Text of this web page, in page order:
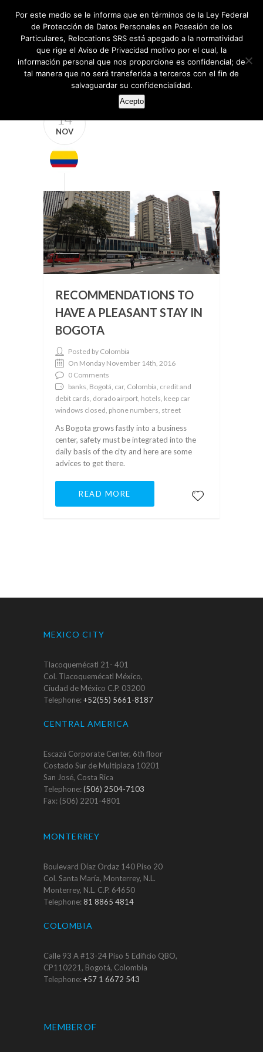
14
NOV
RECOMMENDATIONS TO
HAVE A PLEASANT STAY IN
BOGOTA
Posted by Colombia
On Monday November 14th, 2016
0 Comments
banks, Bogotá, car, Colombia, credit and
debit cards, dorado airport, hotels, keep car
windows closed, phone numbers, street
As Bogota grows fastly into a business
center, safety must be integrated into the
daily basis of the city and here are some
advices to get there.
READ MORE
MEXICO CITY
Tlacoquemécatl 21- 401
Col. Tlacoquemécatl México,
Ciudad de México C.P. 03200
Telephone:+52(55) 5661-8187
CENTRAL AMERICA
Escazú Corporate Center, 6th floor
Costado Sur de Multiplaza 10201
San José, Costa Rica
Telephone:(506) 2504-7103
Fax: (506) 2201-4801
MONTERREY
Boulevard Díaz Ordaz 140 Piso 20
Col. Santa María, Monterrey, N.L.
Monterrey, N.L. C.P. 64650
Telephone:81 8865 4814
COLOMBIA
Calle 93 A #13-24 Piso 5 Edificio QBO,
CP110221, Bogotá, Colombia
Telephone:+57 1 6672 543
MEMBER OF
Por este medio se le informa que en términos de la Ley Federal
de Protección de Datos Personales en Posesión de los
Particulares, Relocations SRS está apegado a la normatividad
que rige el Aviso de Privacidad motivo por el cual, la
información personal que nos proporcione es confidencial; de
tal manera que no será transferida a terceros con el fin de
salvaguardar su confidencialidad.
Acepto